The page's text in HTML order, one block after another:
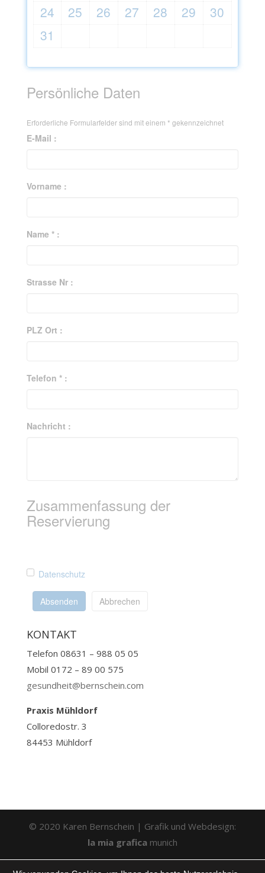
24
25 26 27 28 29
30
31
Persönliche Daten
Erforderliche Formularfelder sind mit einem * gekennzeichnet
E-Mail :
Vorname :
Name * :
Strasse Nr :
PLZ Ort :
Telefon * :
Nachricht :
Zusammenfassung der
Reservierung
Datenschutz
Absenden Abbrechen
KONTAKT
Telefon 08631 – 988 05 05
Mobil 0172 – 89 00 575
gesundheit@bernschein.com
Praxis Mühldorf
Colloredostr. 3
84453 Mühldorf
© 2020 Karen Bernschein | Grafik und Webdesign:
la mia grafica munich